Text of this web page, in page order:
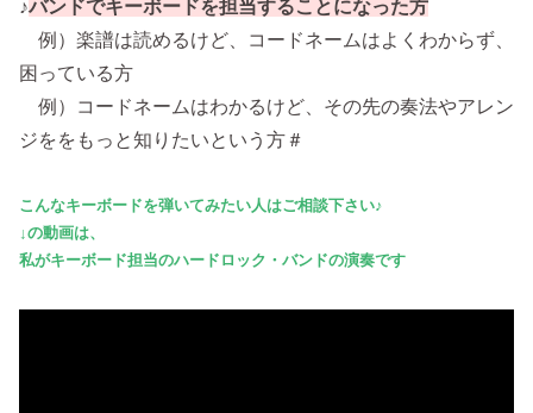
♪バンドでキーボードを担当することになった方
例）楽譜は読めるけど、コードネームはよくわからず、
困っている方
例）コードネームはわかるけど、その先の奏法やアレン
ジををもっと知りたいという方＃
こんなキーボードを弾いてみたい人はご相談下さい♪
↓の動画は、
私がキーボード担当のハードロック・バンドの演奏です